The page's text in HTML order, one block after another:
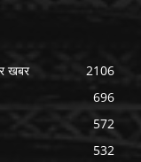
खबर
2106
696
572
532